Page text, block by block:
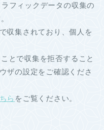
フィックデータの収集の
収集されており、個人を
とで収集を拒否すること
ザの設定をご確認くださ
ら をご覧ください。